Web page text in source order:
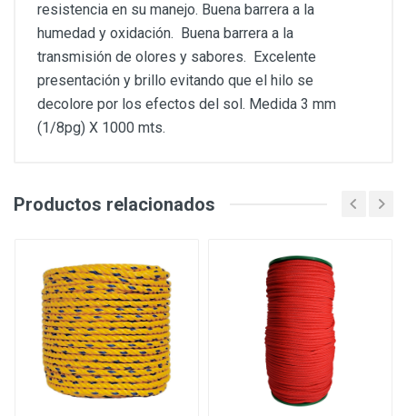
resistencia en su manejo. Buena barrera a la
humedad y oxidación. Buena barrera a la
transmisión de olores y sabores. Excelente
presentación y brillo evitando que el hilo se
decolore por los efectos del sol. Medida 3 mm
(1/8pg) X 1000 mts.
Productos relacionados